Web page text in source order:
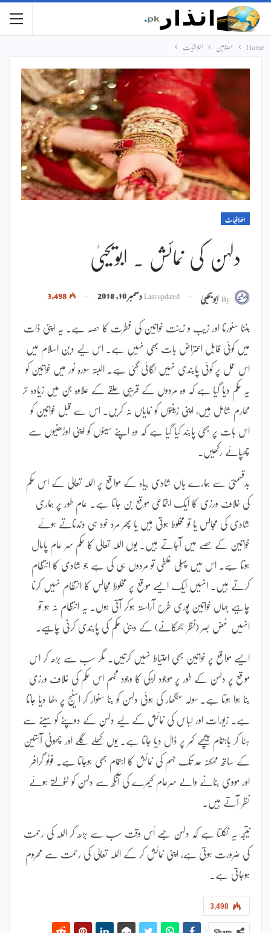
Home مضامین اخلاقیات
اخلاقیات
دلہن کی نمائش ۔ ابویحییٰ
Byابویحییٰ Last updatedدسمبر 10, 2018
بننا سنورنا اور زیب و زینت خواتین کی فطرت کا حصہ ہے۔ یہ اپنی ذات
میں کوئی قابل اعتراض بات بھی نہیں ہے۔ اس لیے دین اسلام میں
اس عمل پر کوئی پابندی نہیں لگائی گئی ہے۔ البتہ سورہ نور میں خواتین کو
یہ حکم دیا گیا ہے کہ وہ مردوں کے قریبی حلقے کے علاوہ جن میں زیادہ تر
محارم شامل ہیں، اپنی زینتوں کو نمایاں نہ کریں۔ اس سے قبل خواتین کو
اس بات پر بھی پابند کیا گیا ہے کہ وہ اپنے سینوں کو اپنی اوڑھنیوں سے
چھپائے رکھیں۔
بدقسمتی سے ہمارے ہاں شادی بیاہ کے مواقع پر اللہ تعالیٰ کے اس حکم
کی خلاف ورزی کا ایک اجتماعی موقع بن جاتا ہے۔ عام طور پر ہماری
شادی کی مجالس یا تو مخلوط ہوتی ہیں یا پھر مرد خود ہی دندناتے ہوئے
خواتین کے حصے میں آجاتے ہیں۔ یوں اللہ تعالیٰ کا حکم سر عام پامال
ہوتا ہے۔ اس میں پہلی غلطی تو مردوں ہی کی ہے جو شادی کا انتظام
کرتے ہیں۔ انہیں ایک ایسے موقع پر مخلوط مجالس کا انتظام نہیں کرنا
چاہیے جہاں خواتین پوری طرح آراستہ ہوکر آتی ہوں۔ یہ انتظام نہ ہو تو
انہیں غض بصر (نظر جھکانے) کے دینی حکم کی پابندی کرنی چاہیے۔
ایسے مواقع پر خواتین بھی احتیاط نہیں کرتیں۔ مگر سب سے بڑھ کر اس
موقع پر دلہن کے طور پر موجود لڑکی کا وجود مجسم اس حکم کی خلاف ورزی
بنا ہوا ہوتا ہے۔ سولہ سنگھار کی ہوئی دلہن کو بنا سنوار کر اسٹیج پر بٹھا دیا جاتا
ہے۔ زیورات اور لباس کی نمائش کے لیے دلہن کے دوپٹے کو سینے سے
ہٹا کر باہتمام پیچھے کمر پر ڈال دیا جاتا ہے۔ یوں کھلے گلے اور چھوٹی آستین
کے ساتھ ممکنہ حد تک جسم کی نمائش کا اہتمام بھی ہوجاتا ہے۔ فوٹو گرافر
اور مووی بنانے والے سرعام کیمرے کی آنکھ سے دلہن کو ٹٹولتے ہوئے
نظر آتے ہیں۔
نتیجہ یہ نکلتا ہے کہ دلہن جسے اُس وقت سب سے بڑھ کر اللہ کی رحمت
کی ضرورت ہوتی ہے، اپنی نمائش کر کے اللہ تعالیٰ کی رحمت سے محروم
ہوجاتی ہے۔
3,498
Share